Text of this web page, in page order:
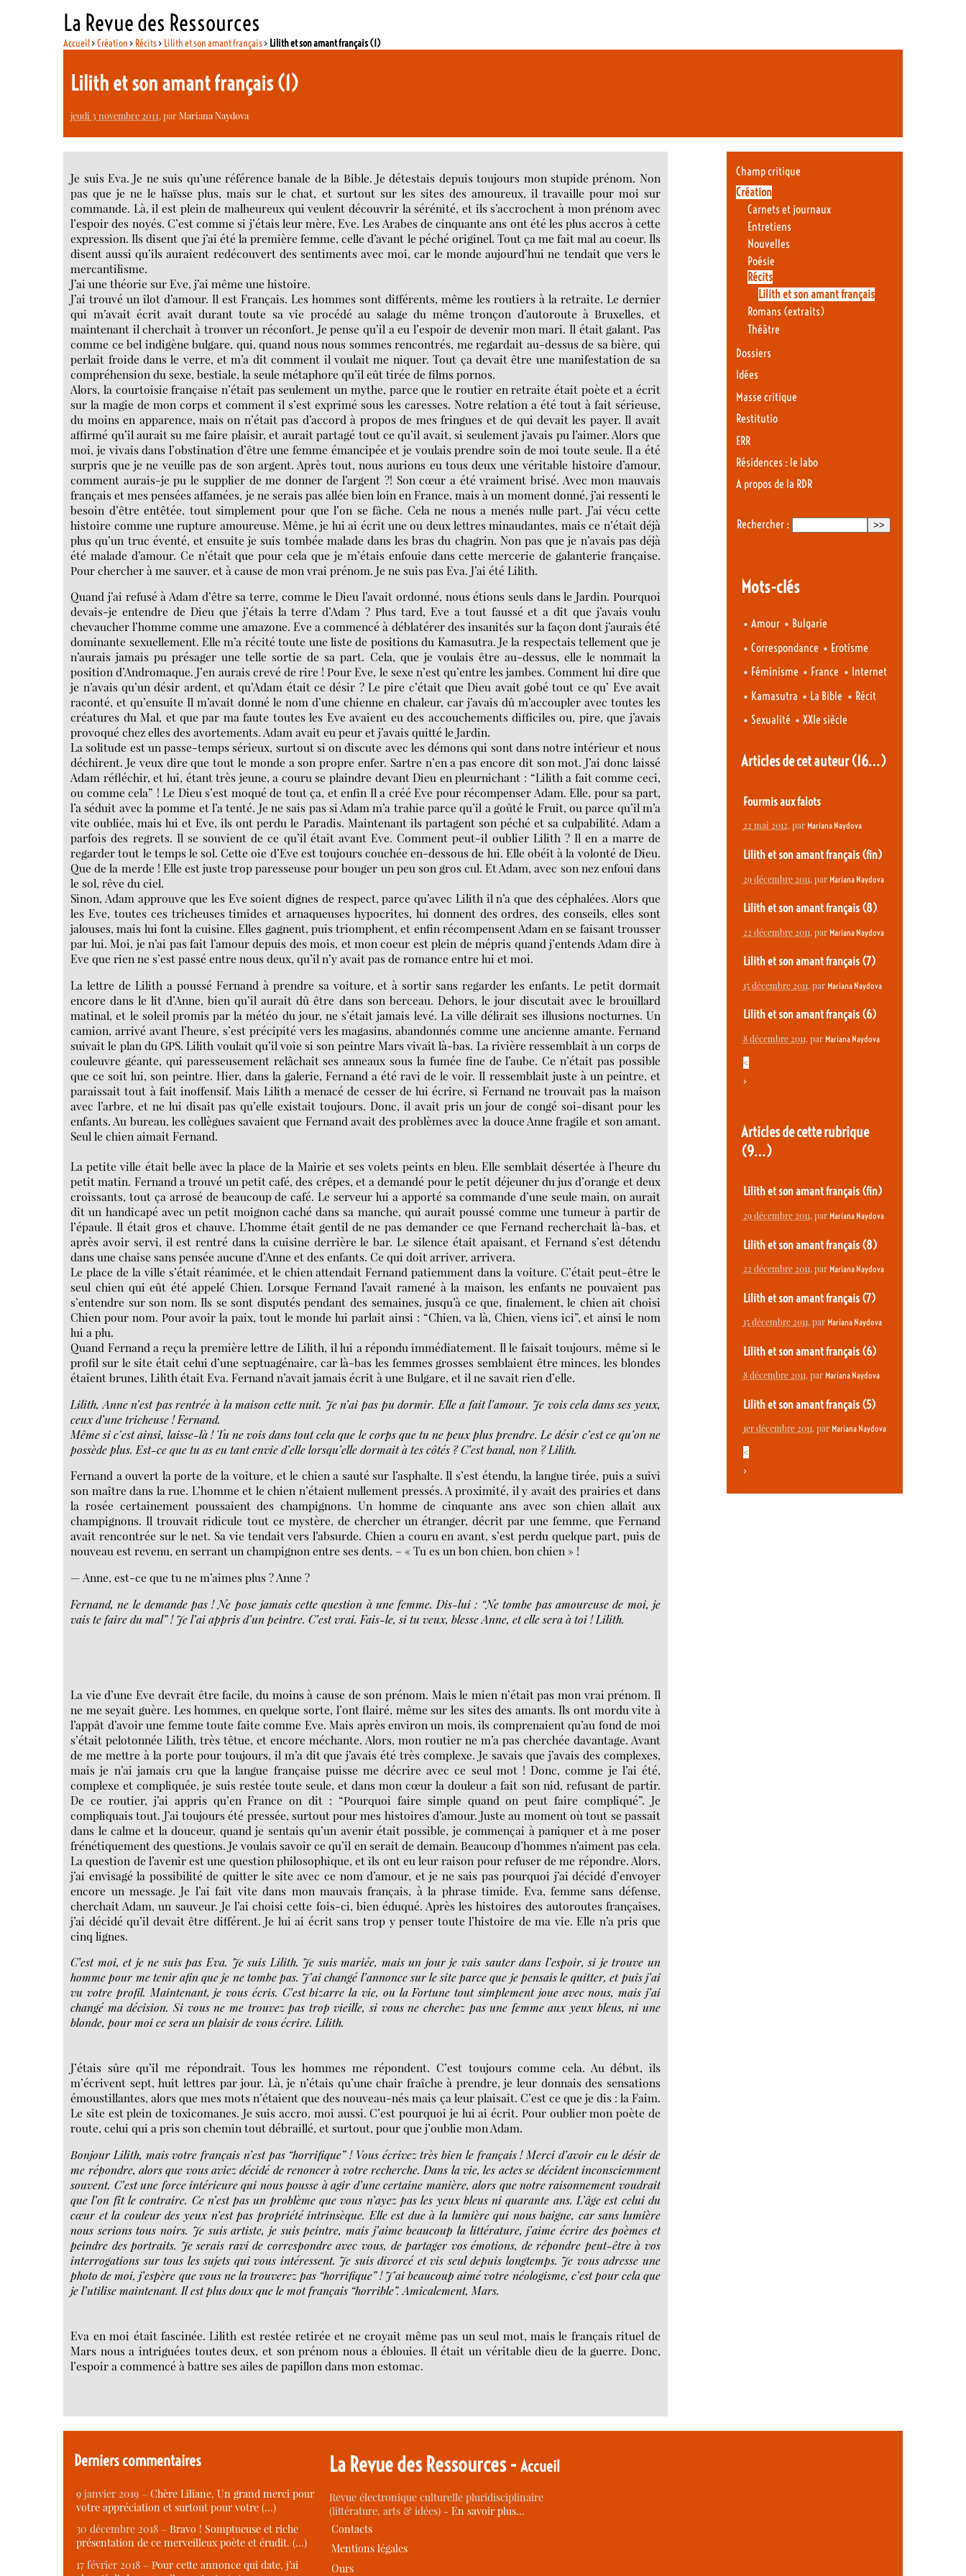
La Revue des Ressources
Accueil>Création > Récits> Lilith et son amant français> Lilith et son amant français (1)
Lilith et son amant français (1)
jeudi 3 novembre 2011, parMariana Naydova
Je suis Eva. Je ne suis qu’une référence banale de la Bible. Je détestais depuis toujours mon stupide prénom. Non
pas que je ne le haïsse plus, mais sur le chat, et surtout sur les sites des amoureux, il travaille pour moi sur
commande. Là, il est plein de malheureux qui veulent découvrir la sérénité, et ils s’accrochent à mon prénom avec
l’espoir des noyés. C’est comme si j’étais leur mère, Eve. Les Arabes de cinquante ans ont été les plus accros à cette
expression. Ils disent que j’ai été la première femme, celle d’avant le péché originel. Tout ça me fait mal au coeur. Ils
disent aussi qu’ils auraient redécouvert des sentiments avec moi, car le monde aujourd’hui ne tendait que vers le
mercantilisme.
J’ai une théorie sur Eve, j’ai même une histoire.
J’ai trouvé un îlot d’amour. Il est Français. Les hommes sont différents, même les routiers à la retraite. Le dernier
qui m’avait écrit avait durant toute sa vie procédé au salage du même tronçon d’autoroute à Bruxelles, et
maintenant il cherchait à trouver un réconfort. Je pense qu’il a eu l’espoir de devenir mon mari. Il était galant. Pas
comme ce bel indigène bulgare, qui, quand nous nous sommes rencontrés, me regardait au-dessus de sa bière, qui
perlait froide dans le verre, et m’a dit comment il voulait me niquer. Tout ça devait être une manifestation de sa
compréhension du sexe, bestiale, la seule métaphore qu’il eût tirée de films pornos.
Alors, la courtoisie française n’était pas seulement un mythe, parce que le routier en retraite était poète et a écrit
sur la magie de mon corps et comment il s’est exprimé sous les caresses. Notre relation a été tout à fait sérieuse,
du moins en apparence, mais on n’était pas d’accord à propos de mes fringues et de qui devait les payer. Il avait
affirmé qu’il aurait su me faire plaisir, et aurait partagé tout ce qu’il avait, si seulement j’avais pu l’aimer. Alors que
moi, je vivais dans l’obstination d’être une femme émancipée et je voulais prendre soin de moi toute seule. Il a été
surpris que je ne veuille pas de son argent. Après tout, nous aurions eu tous deux une véritable histoire d’amour,
comment aurais-je pu le supplier de me donner de l’argent ?! Son cœur a été vraiment brisé. Avec mon mauvais
français et mes pensées affamées, je ne serais pas allée bien loin en France, mais à un moment donné, j’ai ressenti le
besoin d’être entêtée, tout simplement pour que l’on se fâche. Cela ne nous a menés nulle part. J’ai vécu cette
histoire comme une rupture amoureuse. Même, je lui ai écrit une ou deux lettres minaudantes, mais ce n’était déjà
plus qu’un truc éventé, et ensuite je suis tombée malade dans les bras du chagrin. Non pas que je n’avais pas déjà
été malade d’amour. Ce n’était que pour cela que je m’étais enfouie dans cette mercerie de galanterie française.
Pour chercher à me sauver, et à cause de mon vrai prénom. Je ne suis pas Eva. J’ai été Lilith.
Quand j’ai refusé à Adam d’être sa terre, comme le Dieu l’avait ordonné, nous étions seuls dans le Jardin. Pourquoi
devais-je entendre de Dieu que j’étais la terre d’Adam ? Plus tard, Eve a tout faussé et a dit que j’avais voulu
chevaucher l’homme comme une amazone. Eve a commencé à déblatérer des insanités sur la façon dont j’aurais été
dominante sexuellement. Elle m’a récité toute une liste de positions du Kamasutra. Je la respectais tellement que je
n’aurais jamais pu présager une telle sortie de sa part. Cela, que je voulais être au-dessus, elle le nommait la
position d’Andromaque. J’en aurais crevé de rire ! Pour Eve, le sexe n’est qu’entre les jambes. Comment lui dire que
je n’avais qu’un désir ardent, et qu’Adam était ce désir ? Le pire c’était que Dieu avait gobé tout ce qu’ Eve avait
raconté, et qu’ensuite Il m’avait donné le nom d’une chienne en chaleur, car j’avais dû m’accoupler avec toutes les
créatures du Mal, et que par ma faute toutes les Eve avaient eu des accouchements difficiles ou, pire, que j’avais
provoqué chez elles des avortements. Adam avait eu peur et j’avais quitté le Jardin.
La solitude est un passe-temps sérieux, surtout si on discute avec les démons qui sont dans notre intérieur et nous
déchirent. Je veux dire que tout le monde a son propre enfer. Sartre n’en a pas encore dit son mot. J’ai donc laissé
Adam réfléchir, et lui, étant très jeune, a couru se plaindre devant Dieu en pleurnichant : “Lilith a fait comme ceci,
ou comme cela” ! Le Dieu s’est moqué de tout ça, et enfin Il a créé Eve pour récompenser Adam. Elle, pour sa part,
l’a séduit avec la pomme et l’a tenté. Je ne sais pas si Adam m’a trahie parce qu’il a goûté le Fruit, ou parce qu’il m’a
vite oubliée, mais lui et Eve, ils ont perdu le Paradis. Maintenant ils partagent son péché et sa culpabilité. Adam a
parfois des regrets. Il se souvient de ce qu’il était avant Eve. Comment peut-il oublier Lilith ? Il en a marre de
regarder tout le temps le sol. Cette oie d’Eve est toujours couchée en-dessous de lui. Elle obéit à la volonté de Dieu.
Que de la merde ! Elle est juste trop paresseuse pour bouger un peu son gros cul. Et Adam, avec son nez enfoui dans
le sol, rêve du ciel.
Sinon, Adam approuve que les Eve soient dignes de respect, parce qu’avec Lilith il n’a que des céphalées. Alors que
les Eve, toutes ces tricheuses timides et arnaqueuses hypocrites, lui donnent des ordres, des conseils, elles sont
jalouses, mais lui font la cuisine. Elles gagnent, puis triomphent, et enfin récompensent Adam en se faisant trousser
par lui. Moi, je n’ai pas fait l’amour depuis des mois, et mon coeur est plein de mépris quand j’entends Adam dire à
Eve que rien ne s’est passé entre nous deux, qu’il n’y avait pas de romance entre lui et moi.
La lettre de Lilith a poussé Fernand à prendre sa voiture, et à sortir sans regarder les enfants. Le petit dormait
encore dans le lit d’Anne, bien qu’il aurait dû être dans son berceau. Dehors, le jour discutait avec le brouillard
matinal, et le soleil promis par la météo du jour, ne s’était jamais levé. La ville délirait ses illusions nocturnes. Un
camion, arrivé avant l’heure, s’est précipité vers les magasins, abandonnés comme une ancienne amante. Fernand
suivait le plan du GPS. Lilith voulait qu’il voie si son peintre Mars vivait là-bas. La rivière ressemblait à un corps de
couleuvre géante, qui paresseusement relâchait ses anneaux sous la fumée fine de l’aube. Ce n’était pas possible
que ce soit lui, son peintre. Hier, dans la galerie, Fernand a été ravi de le voir. Il ressemblait juste à un peintre, et
paraissait tout à fait inoffensif. Mais Lilith a menacé de cesser de lui écrire, si Fernand ne trouvait pas la maison
avec l’arbre, et ne lui disait pas qu’elle existait toujours. Donc, il avait pris un jour de congé soi-disant pour les
enfants. Au bureau, les collègues savaient que Fernand avait des problèmes avec la douce Anne fragile et son amant.
Seul le chien aimait Fernand.
La petite ville était belle avec la place de la Mairie et ses volets peints en bleu. Elle semblait désertée à l’heure du
petit matin. Fernand a trouvé un petit café, des crêpes, et a demandé pour le petit déjeuner du jus d’orange et deux
croissants, tout ça arrosé de beaucoup de café. Le serveur lui a apporté sa commande d’une seule main, on aurait
dit un handicapé avec un petit moignon caché dans sa manche, qui aurait poussé comme une tumeur à partir de
l’épaule. Il était gros et chauve. L’homme était gentil de ne pas demander ce que Fernand recherchait là-bas, et
après avoir servi, il est rentré dans la cuisine derrière le bar. Le silence était apaisant, et Fernand s’est détendu
dans une chaise sans pensée aucune d’Anne et des enfants. Ce qui doit arriver, arrivera.
Le place de la ville s’était réanimée, et le chien attendait Fernand patiemment dans la voiture. C’était peut-être le
seul chien qui eût été appelé Chien. Lorsque Fernand l’avait ramené à la maison, les enfants ne pouvaient pas
s’entendre sur son nom. Ils se sont disputés pendant des semaines, jusqu’à ce que, finalement, le chien ait choisi
Chien pour nom. Pour avoir la paix, tout le monde lui parlait ainsi : “Chien, va là, Chien, viens ici”, et ainsi le nom
lui a plu.
Quand Fernand a reçu la première lettre de Lilith, il lui a répondu immédiatement. Il le faisait toujours, même si le
profil sur le site était celui d’une septuagénaire, car là-bas les femmes grosses semblaient être minces, les blondes
étaient brunes, Lilith était Eva. Fernand n’avait jamais écrit à une Bulgare, et il ne savait rien d’elle.
Lilith, Anne n’est pas rentrée à la maison cette nuit. Je n’ai pas pu dormir. Elle a fait l’amour. Je vois cela dans ses yeux,
ceux d’une tricheuse ! Fernand.
Même si c’est ainsi, laisse-là ! Tu ne vois dans tout cela que le corps que tu ne peux plus prendre. Le désir c’est ce qu’on ne
possède plus. Est-ce que tu as eu tant envie d’elle lorsqu’elle dormait à tes côtés ? C’est banal, non ? Lilith.
Fernand a ouvert la porte de la voiture, et le chien a sauté sur l’asphalte. Il s’est étendu, la langue tirée, puis a suivi
son maître dans la rue. L’homme et le chien n’étaient nullement pressés. A proximité, il y avait des prairies et dans
la rosée certainement poussaient des champignons. Un homme de cinquante ans avec son chien allait aux
champignons. Il trouvait ridicule tout ce mystère, de chercher un étranger, décrit par une femme, que Fernand
avait rencontrée sur le net. Sa vie tendait vers l’absurde. Chien a couru en avant, s’est perdu quelque part, puis de
nouveau est revenu, en serrant un champignon entre ses dents. – « Tu es un bon chien, bon chien » !
— Anne, est-ce que tu ne m’aimes plus ? Anne ?
Fernand, ne le demande pas ! Ne pose jamais cette question à une femme. Dis-lui : “Ne tombe pas amoureuse de moi, je
vais te faire du mal” ! Je l’ai appris d’un peintre. C’est vrai. Fais-le, si tu veux, blesse Anne, et elle sera à toi ! Lilith.
La vie d’une Eve devrait être facile, du moins à cause de son prénom. Mais le mien n’était pas mon vrai prénom. Il
ne me seyait guère. Les hommes, en quelque sorte, l’ont flairé, même sur les sites des amants. Ils ont mordu vite à
l’appât d’avoir une femme toute faite comme Eve. Mais après environ un mois, ils comprenaient qu’au fond de moi
s’était pelotonnée Lilith, très têtue, et encore méchante. Alors, mon routier ne m’a pas cherchée davantage. Avant
de me mettre à la porte pour toujours, il m’a dit que j’avais été très complexe. Je savais que j’avais des complexes,
mais je n’ai jamais cru que la langue française puisse me décrire avec ce seul mot ! Donc, comme je l’ai été,
complexe et compliquée, je suis restée toute seule, et dans mon cœur la douleur a fait son nid, refusant de partir.
De ce routier, j’ai appris qu’en France on dit : “Pourquoi faire simple quand on peut faire compliqué”. Je
compliquais tout. J’ai toujours été pressée, surtout pour mes histoires d’amour. Juste au moment où tout se passait
dans le calme et la douceur, quand je sentais qu’un avenir était possible, je commençai à paniquer et à me poser
frénétiquement des questions. Je voulais savoir ce qu’il en serait de demain. Beaucoup d’hommes n’aiment pas cela.
La question de l’avenir est une question philosophique, et ils ont eu leur raison pour refuser de me répondre. Alors,
j’ai envisagé la possibilité de quitter le site avec ce nom d’amour, et je ne sais pas pourquoi j’ai décidé d’envoyer
encore un message. Je l’ai fait vite dans mon mauvais français, à la phrase timide. Eva, femme sans défense,
cherchait Adam, un sauveur. Je l’ai choisi cette fois-ci, bien éduqué. Après les histoires des autoroutes françaises,
j’ai décidé qu’il devait être différent. Je lui ai écrit sans trop y penser toute l’histoire de ma vie. Elle n’a pris que
cinq lignes.
C’est moi, et je ne suis pas Eva. Je suis Lilith. Je suis mariée, mais un jour je vais sauter dans l’espoir, si je trouve un
homme pour me tenir afin que je ne tombe pas. J’ai changé l’annonce sur le site parce que je pensais le quitter, et puis j’ai
vu votre profil. Maintenant, je vous écris. C’est bizarre la vie, ou la Fortune tout simplement joue avec nous, mais j’ai
changé ma décision. Si vous ne me trouvez pas trop vieille, si vous ne cherchez pas une femme aux yeux bleus, ni une
blonde, pour moi ce sera un plaisir de vous écrire. Lilith.
J’étais sûre qu’il me répondrait. Tous les hommes me répondent. C’est toujours comme cela. Au début, ils
m’écrivent sept, huit lettres par jour. Là, je n’étais qu’une chair fraîche à prendre, je leur donnais des sensations
émoustillantes, alors que mes mots n’étaient que des nouveau-nés mais ça leur plaisait. C’est ce que je dis : la Faim.
Le site est plein de toxicomanes. Je suis accro, moi aussi. C’est pourquoi je lui ai écrit. Pour oublier mon poète de
route, celui qui a pris son chemin tout débraillé, et surtout, pour que j’oublie mon Adam.
Bonjour Lilith, mais votre français n’est pas “horrifique” ! Vous écrivez très bien le français ! Merci d’avoir eu le désir de
me répondre, alors que vous aviez décidé de renoncer à votre recherche. Dans la vie, les actes se décident inconsciemment
souvent. C’est une force intérieure qui nous pousse à agir d’une certaine manière, alors que notre raisonnement voudrait
que l’on fît le contraire. Ce n’est pas un problème que vous n’ayez pas les yeux bleus ni quarante ans. L’âge est celui du
cœur et la couleur des yeux n’est pas propriété intrinsèque. Elle est due à la lumière qui nous baigne, car sans lumière
nous serions tous noirs. Je suis artiste, je suis peintre, mais j’aime beaucoup la littérature, j’aime écrire des poèmes et
peindre des portraits. Je serais ravi de correspondre avec vous, de partager vos émotions, de répondre peut-être à vos
interrogations sur tous les sujets qui vous intéressent. Je suis divorcé et vis seul depuis longtemps. Je vous adresse une
photo de moi, j’espère que vous ne la trouverez pas “horrifique” ! J’ai beaucoup aimé votre néologisme, c’est pour cela que
je l’utilise maintenant. Il est plus doux que le mot français “horrible”. Amicalement, Mars.
Eva en moi était fascinée. Lilith est restée retirée et ne croyait même pas un seul mot, mais le français rituel de
Mars nous a intriguées toutes deux, et son prénom nous a éblouies. Il était un véritable dieu de la guerre. Donc,
l’espoir a commencé à battre ses ailes de papillon dans mon estomac.
Champ critique
Création
Carnets et journaux
Entretiens
Nouvelles
Poésie
Récits
Lilith et son amant français
Romans (extraits)
Théâtre
Dossiers
Idées
Masse critique
Restitutio
ERR
Résidences : le labo
A propos de la RDR
Rechercher :
Mots-clés
• Amour • Bulgarie
• Correspondance • Erotisme
• Féminisme • France • Internet
• Kamasutra • La Bible • Récit
• Sexualité •XXIe siècle
Articles de cet auteur(16…)
Fourmis aux falots
22 mai 2012, par Mariana Naydova
Lilith et son amant français (fin)
29 décembre 2011, par Mariana Naydova
Lilith et son amant français (8)
22 décembre 2011, par Mariana Naydova
Lilith et son amant français (7)
15 décembre 2011, par Mariana Naydova
Lilith et son amant français (6)
8 décembre 2011, par Mariana Naydova
<
>
Articles de cette rubrique
(9…)
Lilith et son amant français (fin)
29 décembre 2011, par Mariana Naydova
Lilith et son amant français (8)
22 décembre 2011, par Mariana Naydova
Lilith et son amant français (7)
15 décembre 2011, par Mariana Naydova
Lilith et son amant français (6)
8 décembre 2011, par Mariana Naydova
Lilith et son amant français (5)
1er décembre 2011, par Mariana Naydova
<
>
Derniers commentaires
9 janvier 2019 – Chère Liliane, Un grand merci pour
votre appréciation et surtout pour votre (…)
30 décembre 2018 – Bravo ! Somptueuse et riche
présentation de ce merveilleux poète et érudit. (…)
17 février 2018 – Pour cette annonce qui date, j’ai
La Revue des Ressources -Accueil
Revue électronique culturelle pluridisciplinaire
(littérature, arts & idées) -En savoir plus…
Contacts
Mentions légales
Ours